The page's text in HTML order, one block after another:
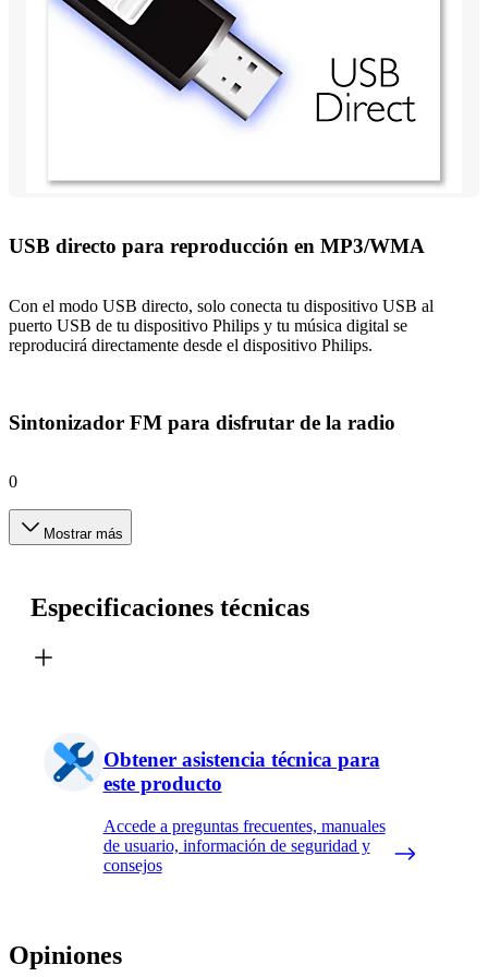
USB directo para reproducción en MP3/WMA
Con el modo USB directo, solo conecta tu dispositivo USB al
puerto USB de tu dispositivo Philips y tu música digital se
reproducirá directamente desde el dispositivo Philips.
Sintonizador FM para disfrutar de la radio
0
Mostrar más
Especificaciones técnicas
Obtener asistencia técnica para
este producto
Accede a preguntas frecuentes, manuales
de usuario, información de seguridad y
consejos
Opiniones